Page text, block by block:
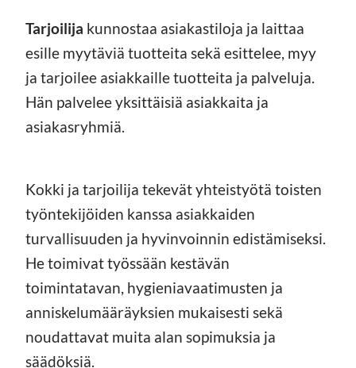
Tarjoilija kunnostaa asiakastiloja ja laittaa
esille myytäviä tuotteita sekä esittelee, myy
ja tarjoilee asiakkaille tuotteita ja palveluja.
Hän palvelee yksittäisiä asiakkaita ja
asiakasryhmiä.
Kokki ja tarjoilija tekevät yhteistyötä toisten
työntekijöiden kanssa asiakkaiden
turvallisuuden ja hyvinvoinnin edistämiseksi.
He toimivat työssään kestävän
toimintatavan, hygieniavaatimusten ja
anniskelumääräyksien mukaisesti sekä
noudattavat muita alan sopimuksia ja
säädöksiä.